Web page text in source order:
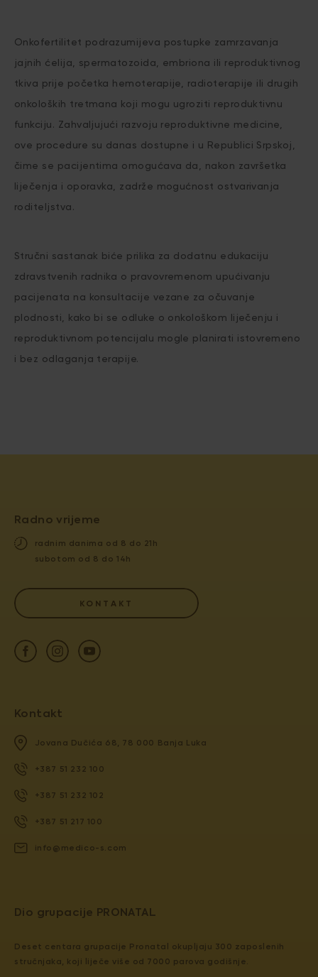
Onkofertilitet podrazumijeva postupke zamrzavanja
jajnih ćelija, spermatozoida, embriona ili reproduktivnog
tkiva prije početka hemoterapije, radioterapije ili drugih
onkoloških tretmana koji mogu ugroziti reproduktivnu
funkciju. Zahvaljujući razvoju reproduktivne medicine,
ove procedure su danas dostupne i u Republici Srpskoj,
čime se pacijentima omogućava da, nakon završetka
liječenja i oporavka, zadrže mogućnost ostvarivanja
roditeljstva.
Stručni sastanak biće prilika za dodatnu edukaciju
zdravstvenih radnika o pravovremenom upućivanju
pacijenata na konsultacije vezane za očuvanje
plodnosti, kako bi se odluke o onkološkom liječenju i
reproduktivnom potencijalu mogle planirati istovremeno
i bez odlaganja terapije.
Dio grupacije PRONATAL
Deset centara grupacije Pronatal okupljaju 300 zaposlenih
stručnjaka, koji liječe više od 7000 parova godišnje.
Kontakt
Jovana Dučića 68, 78 000 Banja Luka
+387 51 232 100
+387 51 232 102
+387 51 217 100
info@medico-s.com
Radno vrijeme
radnim danima od 8 do 21h
subotom od 8 do 14h
KONTAKT